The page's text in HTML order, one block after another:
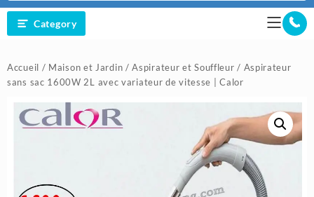
Category
Accueil / Maison et Jardin /Aspirateur et Souffleur / Aspirateur
sans sac 1600W 2L avec variateur de vitesse | Calor